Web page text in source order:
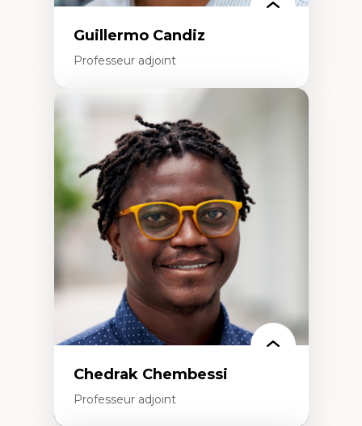
Guillermo Candiz
Professeur adjoint
Expertises
Trajectoires migratoires
Migrations forcées
Études des frontières; Enjeux géopolitiques
des migrations
Politiques migratoires
Réfugiés
Demandeurs d’asile
Migrations irrégulières
Migrations temporaires
Migration et changement climatique
Migration et développement
Chedrak Chembessi
Professeur adjoint